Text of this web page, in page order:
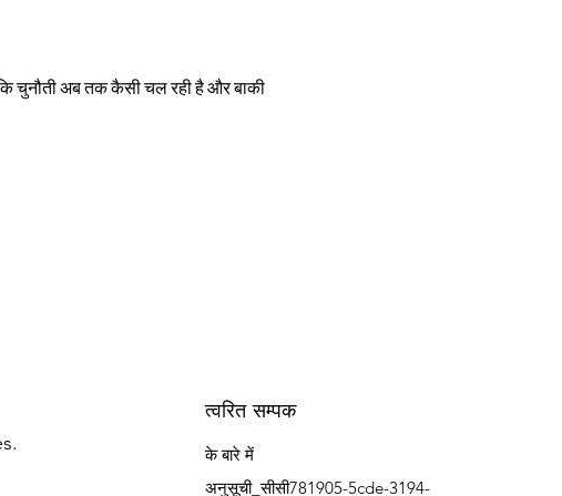
चुनौती अब तक कैसी चल रही है और बाकी
त्वरित सम्पक
के बारे में
अनुसूची_सीसी781905-5cde-3194-